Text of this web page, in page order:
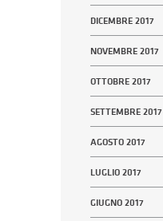
DICEMBRE 2017
NOVEMBRE 2017
OTTOBRE 2017
SETTEMBRE 2017
AGOSTO 2017
LUGLIO 2017
GIUGNO 2017